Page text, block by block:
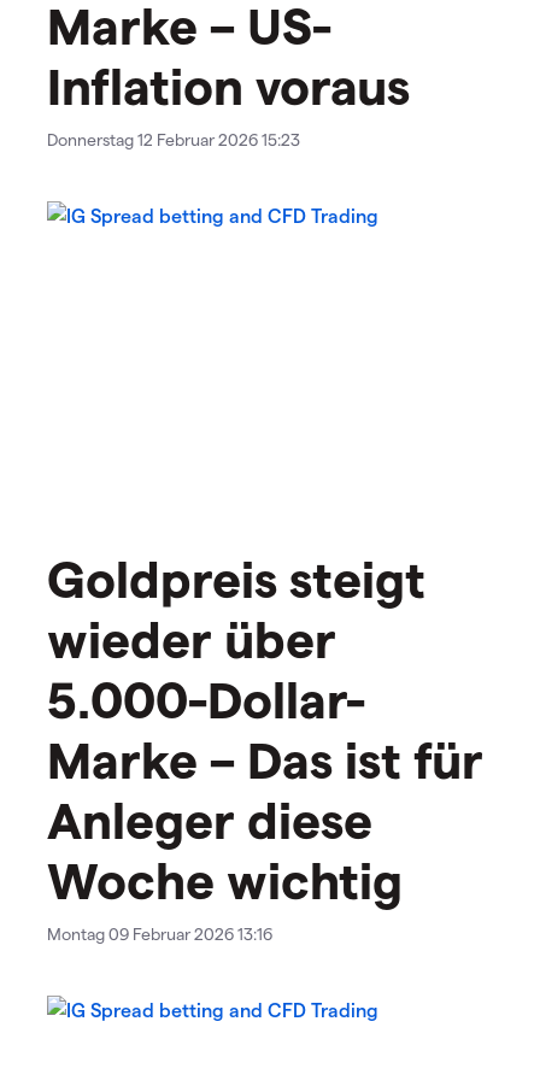
Marke – US-
Inflation voraus
Donnerstag 12 Februar 2026 15:23
Goldpreis steigt
wieder über
5.000-Dollar-
Marke – Das ist für
Anleger diese
Woche wichtig
Montag 09 Februar 2026 13:16